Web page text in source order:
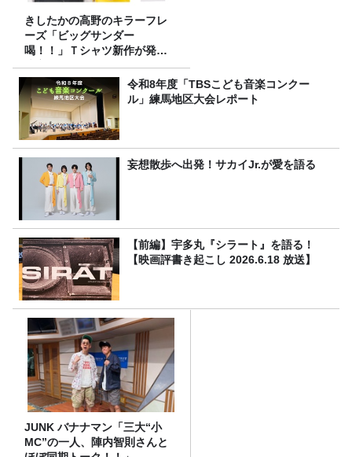
きしたかの高野のキラーフレ
ーズ「ビッグサンダー
喝！！」Ｔシャツ新作が発売
決定！
令和8年度「TBSこども音楽コンクー
ル」練馬地区大会レポート
妄想散歩へ出発！サカイJr.が愛を語る
【前編】宇多丸『シラート』を語る！
【映画評書き起こし 2026.6.18 放送】
JUNK バナナマン「三大“小
MC”の一人、陣内智則さんと